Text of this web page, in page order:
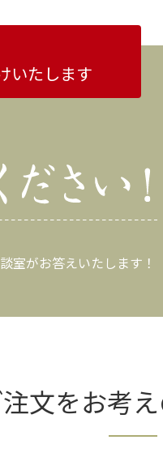
いたします
室がお答えいたします！
文をお考